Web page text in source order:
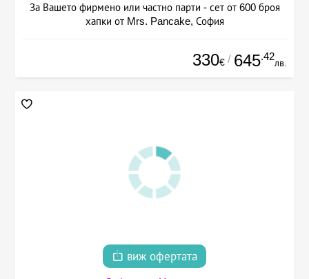
За Вашето фирмено или частно парти - сет от 600 броя
хапки от Mrs. Pancake, София
330€ / 645.42
лв.
виж офертата